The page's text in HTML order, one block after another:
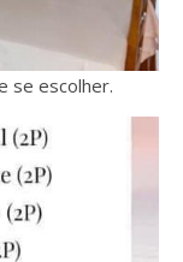
se escolher.